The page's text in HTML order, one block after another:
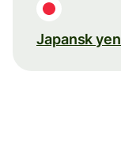
Japansk yen